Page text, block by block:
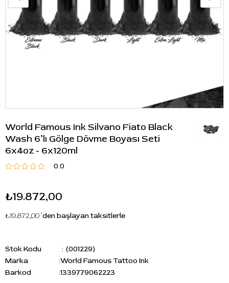
World Famous Ink Silvano Fiato Black
Wash 6’lı Gölge Dövme Boyası Seti
6x4oz - 6x120ml
0.0
₺19.872,00
₺19.872,00`den başlayan taksitlerle
Stok Kodu
(001229)
Marka
:World Famous Tattoo Ink
Barkod
:1339779062223